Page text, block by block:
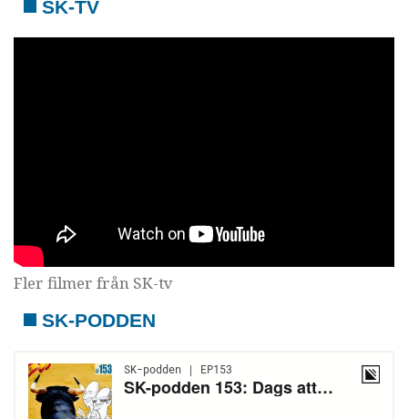
SK-TV
Fler filmer från SK-tv
SK-PODDEN